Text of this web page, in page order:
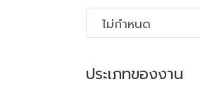
ประเภทของงาน